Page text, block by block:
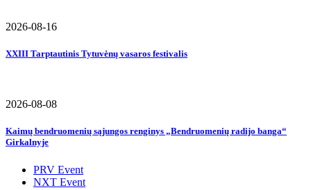
2026-08-16
XXIII Tarptautinis Tytuvėnų vasaros festivalis
2026-08-08
Kaimų bendruomenių sąjungos renginys „Bendruomenių radijo banga“
Girkalnyje
PRV Event
NXT Event